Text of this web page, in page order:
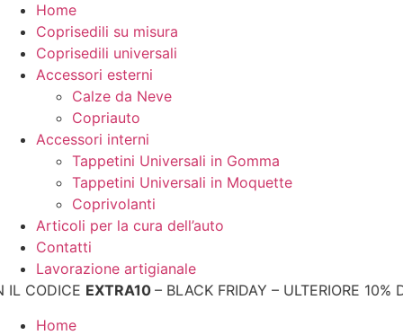
Home
Coprisedili su misura
Coprisedili universali
Accessori esterni
Calze da Neve
Copriauto
Accessori interni
Tappetini Universali in Gomma
Tappetini Universali in Moquette
Coprivolanti
Articoli per la cura dell’auto
Contatti
Lavorazione artigianale
EXTRA10– BLACK FRIDAY – ULTERIORE 10% DI
Home